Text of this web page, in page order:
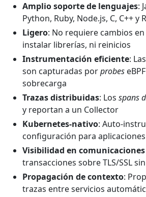
Amplio soporte de lenguajes:
Python, Ruby, Node.js, C, C++ y
Ligero: No requiere cambios
instalar librerías, ni reinicios
Instrumentación eficiente:
son capturadas porprobes
sobrecarga
Trazas distribuidas: Los spans
y reportan a un Collector
Kubernetes-nativo: Auto-
configuración para
Visibilidad en
transacciones sobre TLS/SSL
Propagación de contexto:
trazas entre servicios